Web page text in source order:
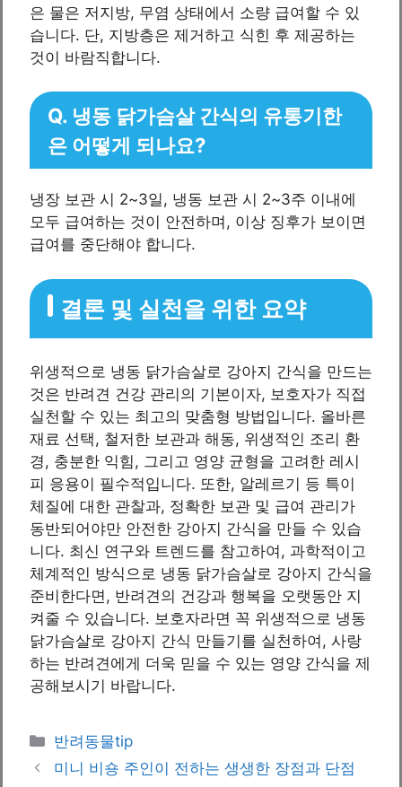
은 물은 저지방, 무염 상태에서 소량 급여할 수 있
습니다. 단, 지방층은 제거하고 식힌 후 제공하는
것이 바람직합니다.
Q. 냉동 닭가슴살 간식의 유통기한
은 어떻게 되나요?
냉장 보관 시 2~3일, 냉동 보관 시 2~3주 이내에
모두 급여하는 것이 안전하며, 이상 징후가 보이면
급여를 중단해야 합니다.
결론 및 실천을 위한 요약
위생적으로 냉동 닭가슴살로 강아지 간식을 만드는
것은 반려견 건강 관리의 기본이자, 보호자가 직접
실천할 수 있는 최고의 맞춤형 방법입니다. 올바른
재료 선택, 철저한 보관과 해동, 위생적인 조리 환
경, 충분한 익힘, 그리고 영양 균형을 고려한 레시
피 응용이 필수적입니다. 또한, 알레르기 등 특이
체질에 대한 관찰과, 정확한 보관 및 급여 관리가
동반되어야만 안전한 강아지 간식을 만들 수 있습
니다. 최신 연구와 트렌드를 참고하여, 과학적이고
체계적인 방식으로 냉동 닭가슴살로 강아지 간식을
준비한다면, 반려견의 건강과 행복을 오랫동안 지
켜줄 수 있습니다. 보호자라면 꼭 위생적으로 냉동
닭가슴살로 강아지 간식 만들기를 실천하여, 사랑
하는 반려견에게 더욱 믿을 수 있는 영양 간식을 제
공해보시기 바랍니다.
카
테
고
반려동물tip
미니 비숑 주인이 전하는 생생한 장점과 단점